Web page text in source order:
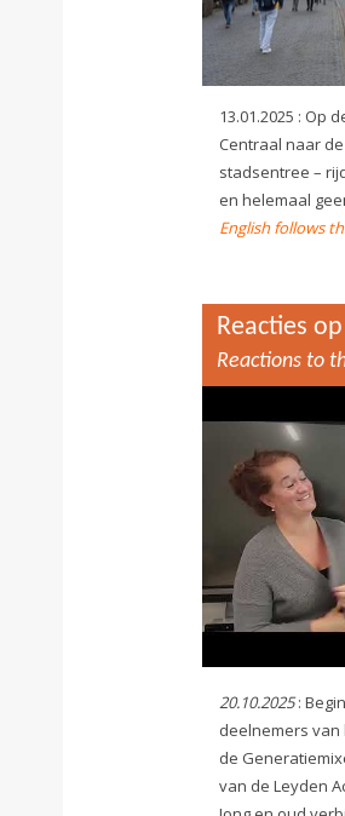
13.01.2025 : Op
Centraal naar
stadsentree –
en helemaal
English follows
Reacties
Reactions to
20.10.2025:
deelnemers van
de
van de Leyden